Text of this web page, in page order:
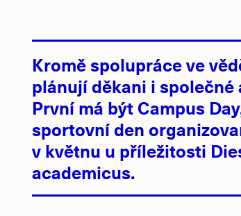
Kromě spolupráce ve
plánují děkani i společné
První má být Campus
sportovní den
v květnu u příležitosti
academicus.